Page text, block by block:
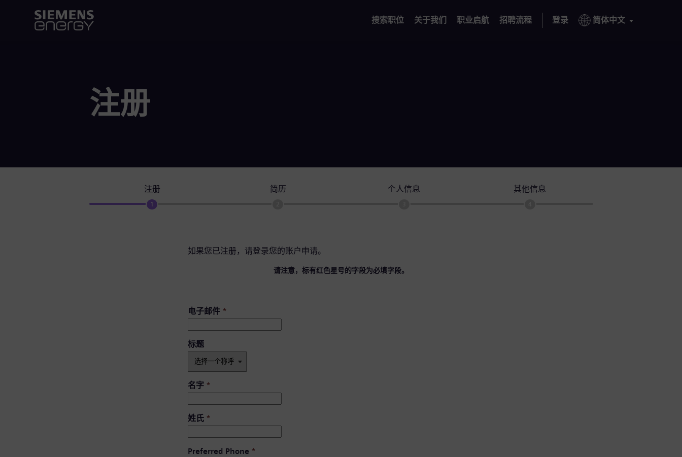
搜索职位 关于我们 职业启航 招聘流程 登录 简体中文
注册
注册
1
简历 个人信息 其他信息
如果您已注册，请登录您的账户 申请。
请注意，标有红色星号的字段为必填字段。
电子邮件 *
标题
名字 *
姓氏 *
Preferred Phone *